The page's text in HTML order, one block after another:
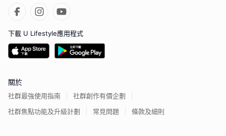
下載 U Lifestyle應用程式
關於
社群最強使用指南
社群創作有價企劃
社群焦點功能及升級計劃
常見問題 條款及細則